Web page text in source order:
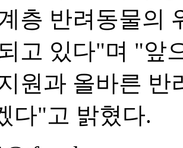
층 반려동물의
고 있다"며 "앞
원과 올바른
다"고 밝혔다.